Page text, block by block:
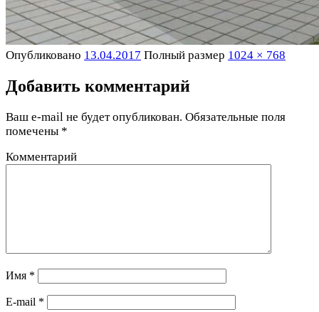
Опубликовано 13.04.2017 Полный размер 1024 × 768
Добавить комментарий
Ваш e-mail не будет опубликован. Обязательные поля
помечены *
Комментарий
Имя *
E-mail *